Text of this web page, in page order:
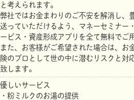
と考えられます。
弊社ではお金まわりのご不安を解消し、
送っていただけるよう、マネーセミナー
ービス・資産形成アプリを全て無料でご
また、お客様がご希望された場合は、お
険のプロとして世の中に潜むリスクと対
致します。
優しいサービス
・粉ミルクのお湯の提供